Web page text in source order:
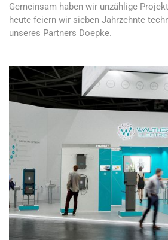
Gemeinsam haben wir unzählige
heute feiern wir sieben Jahrzehnte
unseres Partners Doepke.